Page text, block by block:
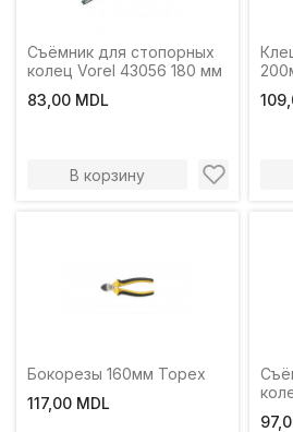
Съёмник для стопорных
колец Vorel 43056 180 мм
83,00 MDL
В корзину
Бокорезы 160мм Торех
117,00 MDL